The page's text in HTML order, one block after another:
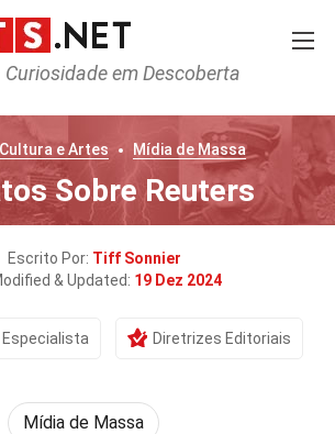
em Descoberta
Cultura e Artes Mídia de Massa
Sobre Reuters
Escrito Por: Tiff Sonnier
& Updated: 19 Dez 2024
Diretrizes Editoriais
Mídia de Massa